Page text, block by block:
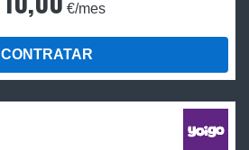
€/mes
CONTRATAR